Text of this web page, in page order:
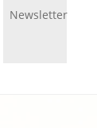
Newsletter